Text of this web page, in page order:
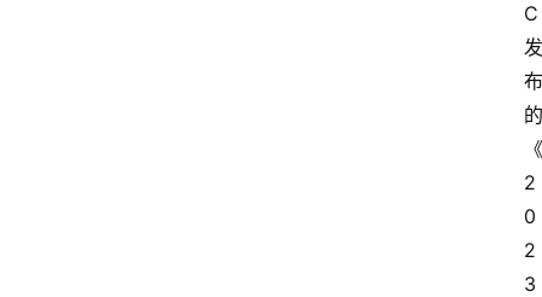
C
发
布
的
《
2
0
2
3